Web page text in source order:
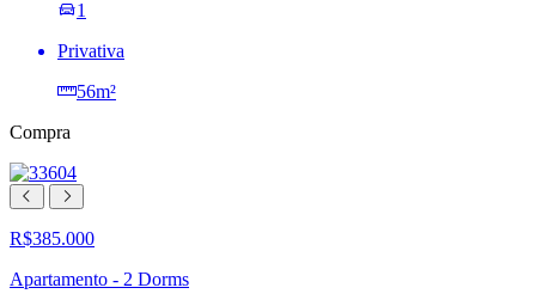
1
Privativa
56m²
Compra
R$385.000
Apartamento - 2 Dorms